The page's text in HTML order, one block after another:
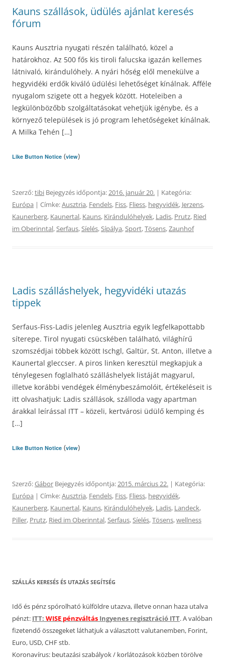
Kauns szállások, üdülés ajánlat keresés
fórum
Kauns Ausztria nyugati részén található, közel a
határokhoz. Az 500 fős kis tiroli falucska igazán kellemes
látnivaló, kirándulóhely. A nyári hőség elől menekülve a
hegyvidéki erdők kiváló üdülési lehetőséget kínálnak. Afféle
nyugalom szigete ott a hegyek között. Hoteleiben a
legkülönbözőbb szolgáltatásokat vehetjük igénybe, és a
környező települések is jó program lehetőségeket kínálnak.
A Milka Tehén […]
Like Button Notice (view)
Szerző:tibi Bejegyzés időpontja:2016. január 20. | Kategória:
Európa | Címke:Ausztria, Fendels, Fiss, Fliess, hegyvidék, Jerzens,
Kaunerberg, Kaunertal, Kauns, Kirándulóhelyek, Ladis, Prutz, Ried
im Oberinntal,Serfaus,Síelés,Sípálya,Sport,Tösens,Zaunhof
Ladis szálláshelyek, hegyvidéki utazás
tippek
Serfaus-Fiss-Ladis jelenleg Ausztria egyik legfelkapottabb
síterepe. Tirol nyugati csücskében található, világhírű
szomszédjai többek között Ischgl, Galtür, St. Anton, illetve a
Kaunertal gleccser. A piros linken keresztül megkapjuk a
ténylegesen foglalható szálláshelyek listáját magyarul,
illetve korábbi vendégek élménybeszámolóit, értékeléseit is
itt olvashatjuk: Ladis szállások, szálloda vagy apartman
árakkal leírással ITT – közeli, kertvárosi üdülő kemping és
[…]
Like Button Notice (view)
Szerző:Gábor Bejegyzés időpontja:2015. március 22. | Kategória:
Európa | Címke:Ausztria, Fendels, Fiss, Fliess, hegyvidék,
Kaunerberg, Kaunertal, Kauns, Kirándulóhelyek, Ladis, Landeck,
Piller, Prutz, Ried im Oberinntal,Serfaus,Síelés,Tösens,wellness
SZÁLLÁS KERESÉS ÉS UTAZÁS SEGÍTSÉG
Idő és pénz spórolható külföldre utazva, illetve onnan haza utalva
pénzt: ITT: WISE pénzváltás Ingyenes regisztráció ITT. A valóban
fizetendő összegeket láthatjuk a választott valutanemben, Forint,
Euro, USD, CHF stb.
Koronavírus: beutazási szabályok / korlátozások közben törölve